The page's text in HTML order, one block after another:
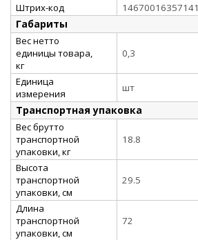
Штрих-код
14670016357141
Габариты
Вес нетто
единицы товара,
кг
0,3
Единица
измерения
шт
Транспортная упаковка
Вес брутто
транспортной
упаковки, кг
18.8
Высота
транспортной
упаковки, см
29.5
Длина
транспортной
упаковки, см
72